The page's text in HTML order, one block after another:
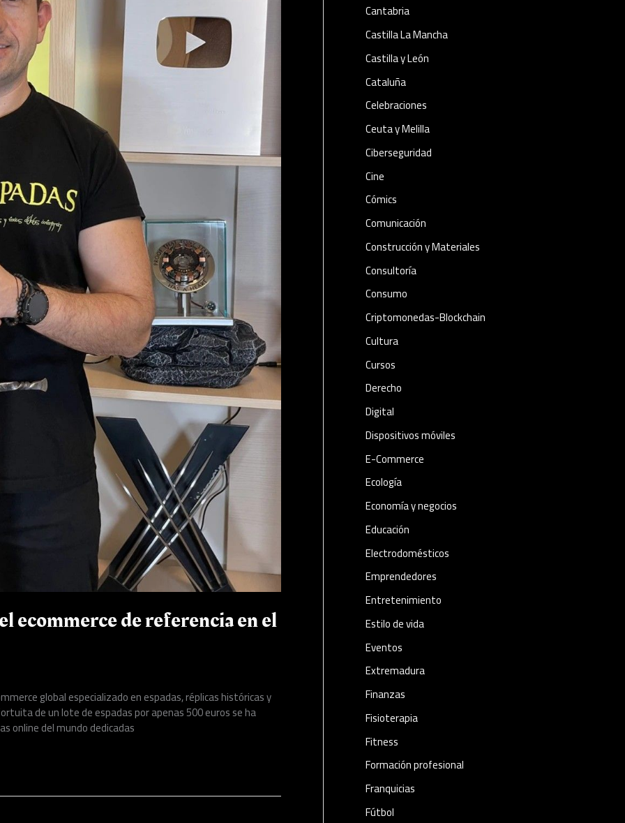
ecommerce de referencia en el
global especializado en espadas, réplicas históricas y
de un lote de espadas por apenas 500 euros se ha
online del mundo dedicadas
Cantabria
Castilla La Mancha
Castilla y León
Cataluña
Celebraciones
Ceuta y Melilla
Ciberseguridad
Cine
Cómics
Comunicación
Construcción y Materiales
Consultoría
Consumo
Criptomonedas-Blockchain
Cultura
Cursos
Derecho
Digital
Dispositivos móviles
E-Commerce
Ecología
Economía y negocios​
Educación
Electrodomésticos
Emprendedores
Entretenimiento
Estilo de vida
Eventos
Extremadura
Finanzas
Fisioterapia
Fitness
Formación profesional
Franquicias
Fútbol